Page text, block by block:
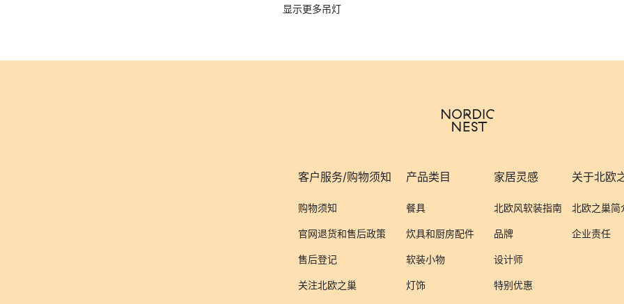
显示更多吊灯
客户服务/购物须知
购物须知
官网退货和售后政策
售后登记
关注北欧之巢
产品类目
餐具
炊具和厨房配件
软装小物
灯饰
家居灵感
北欧风软装指南
品牌
设计师
特别优惠
关于北欧
北欧之巢简
企业责任